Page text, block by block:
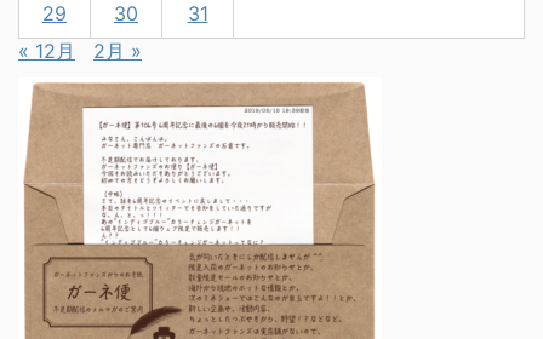
29 30
31
« 12月
2月 »